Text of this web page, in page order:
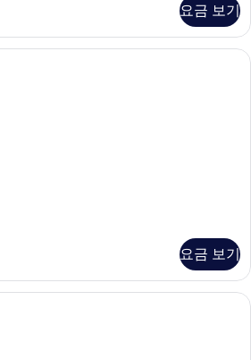
요금 보기
고급 침구, 객실 내 금고, 암막 커튼, 무
요금 보기
고급 침구, 객실 내 금고, 암막 커튼, 무